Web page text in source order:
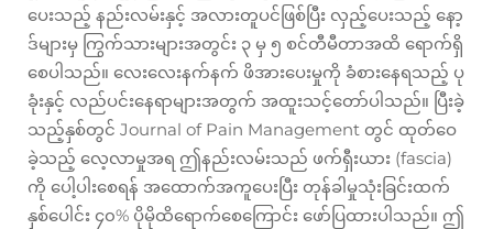
ပေးသည့် နည်းလမ်းနှင့် အလားတူပင်ဖြစ်ပြီး လှည့်ပေးသည့် နော့
ဒ်များမှ ကြွက်သားများအတွင်း ၃ မှ ၅ စင်တီမီတာအထိ ရောက်ရှိ
စေပါသည်။ လေးလေးနက်နက် ဖိအားပေးမှုကို ခံစားနေရသည့် ပု
ခုံးနှင့် လည်ပင်းနေရာများအတွက် အထူးသင့်တော်ပါသည်။ ပြီးခဲ့
သည့်နှစ်တွင် Journal of Pain Management တွင် ထုတ်ဝေ
ခဲ့သည့် လေ့လာမှုအရ ဤနည်းလမ်းသည် ဖက်ရှီးယား (fascia)
ကို ပေါ့ပါးစေရန် အထောက်အကူပေးပြီး တုန်ခါမှုသုံးခြင်းထက်
နှစ်ပေါင်း ၄၀% ပိုမိုထိရောက်စေကြောင်း ဖော်ပြထားပါသည်။ ဤ